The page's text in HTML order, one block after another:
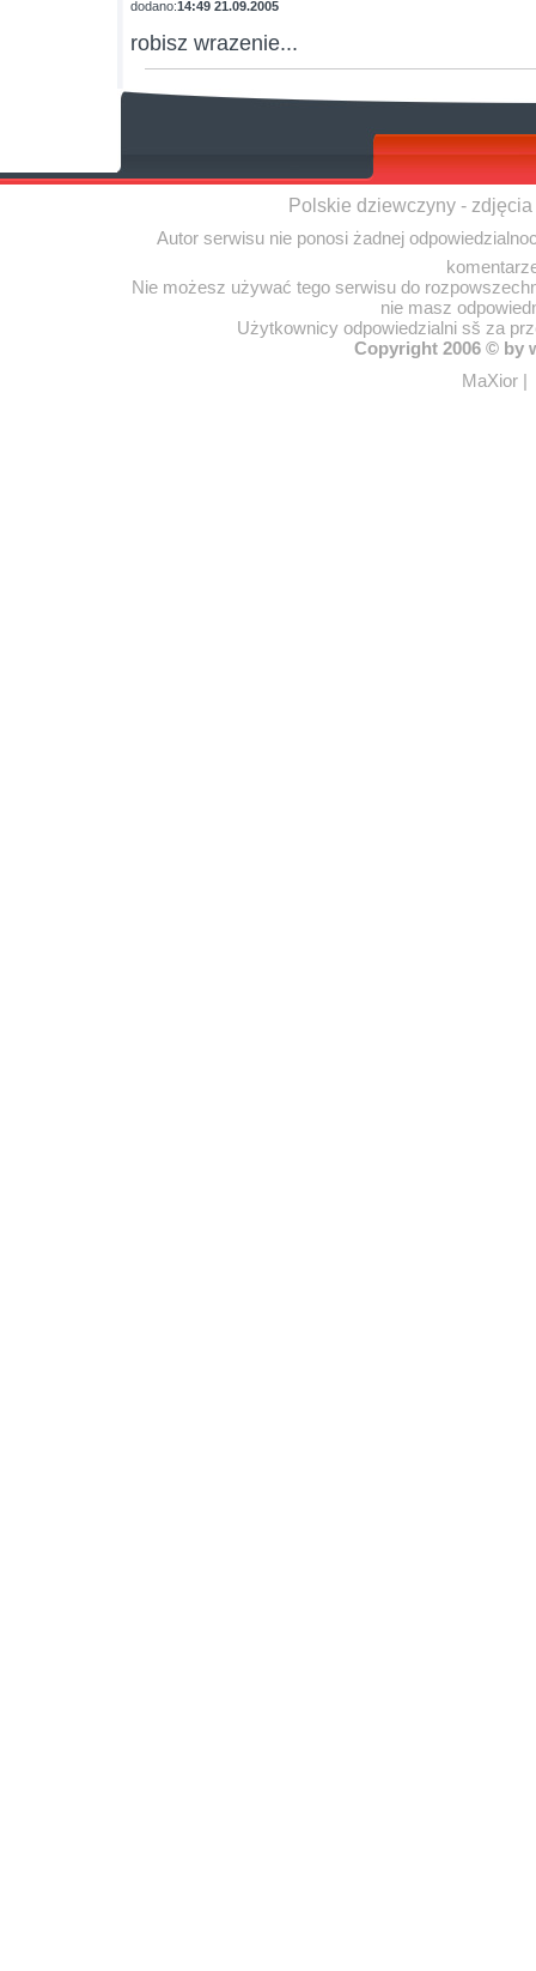
dodano:14:49 21.09.2005
robisz wrazenie...
Polskie dziewczyny -
Autor serwisu nie ponosi żadnej
Nie możesz używać tego serwisu do
nie masz
Użytkownicy odpowiedzialni sš za
Copyright 2006 © by
MaXior |